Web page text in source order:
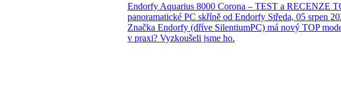
Endorfy Aquarius 8000 Corona – TEST a RECENZE
panoramatické PC skříně od Endorfy Středa, 05 srpen
Značka Endorfy (dříve SilentiumPC) má nový TOP
v praxi? Vyzkoušeli jsme ho.